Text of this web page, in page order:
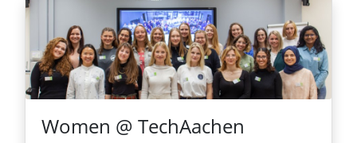
Women @ TechAachen